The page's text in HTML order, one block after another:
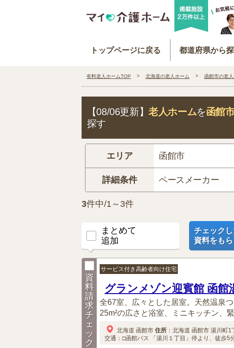
トップページに戻る 都道府県から
有料老人ホームTOP 北海道の老人ホーム 函館市の老
【08/06更新】老人ホームを函館
探す
エリア 函館市
詳細条件 ペースメーカー
3件中/1～3件
まとめて
追加
チェック
資料をもら
資
料
請
求
チ
ェ
ッ
ク
サービス付き高齢者向け住宅
グランメゾン迎賓館 函館
全67室、広々とした居室。天然温泉
25m²の広さと浴室、ミニキッチン、
北海道 函館市 住所 ： 北海道 函館市 湯川町1
交通：□函館バス 「湯川１丁目」停より、徒歩5